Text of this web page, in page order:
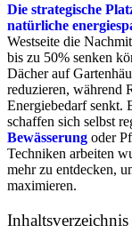
Die strategische
natürliche
Westseite die
bis zu 50% senken
Dächer auf
reduzieren, während
Energiebedarf senkt.
schaffen sich selbst
Bewässerung oder
Techniken arbeiten
mehr zu entdecken,
maximieren.
Inhaltsverzeichnis